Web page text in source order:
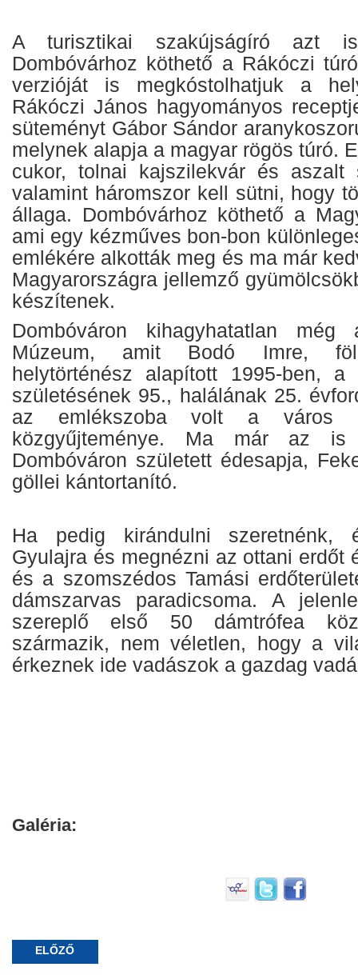
A turisztikai szakújságíró azt
Dombóvárhoz köthető a Rákóczi
verzióját is megkóstolhatjuk a
Rákóczi János hagyományos
süteményt Gábor Sándor
melynek alapja a magyar rögös túró.
cukor, tolnai kajszilekvár és aszalt
valamint háromszor kell sütni, hogy
állaga. Dombóvárhoz köthető a
ami egy kézműves bon-bon
emlékére alkották meg és ma már
Magyarországra jellemző
készítenek.
Dombóváron kihagyhatatlan
Múzeum, amit Bodó Imre,
helytörténész alapított 1995-ben,
születésének 95., halálának 25.
az emlékszoba volt a város
közgyűjteménye. Ma már az is
Dombóváron született édesapja,
göllei kántortanító.
Ha pedig kirándulni szeretnénk,
Gyulajra és megnézni az ottani erdőt
és a szomszédos Tamási
dámszarvas paradicsoma. A
szereplő első 50 dámtrófea
származik, nem véletlen, hogy a
érkeznek ide vadászok a gazdag
Galéria:
ELŐZŐ